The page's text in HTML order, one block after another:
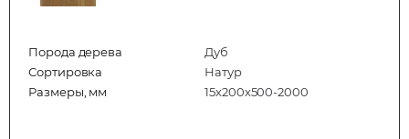
Порода дерева
Дуб
Сортировка
Натур
Размеры, мм
15х200х500-2000